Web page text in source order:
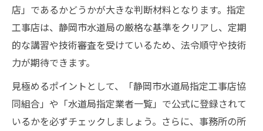
水漏れ発見時の水道工事専門家への連絡基
準
水道工事トラブル未然防止の相談ポイント
静岡市で水道工事の無料相談を活用するコ
ツ
40年超の配管交換で暮らしを守る秘訣
水道工事で40年超配管交換の必要性を知る
店」であるかどうかが大きな判断材料となります。指定
工事店は、静岡市水道局の厳格な基準をクリアし、定期
的な講習や技術審査を受けているため、法令順守や技術
力が期待できます。
見極めるポイントとして、「静岡市水道局指定工事店協
同組合」や「水道局指定業者一覧」で公式に登録されて
いるかを必ずチェックしましょう。さらに、事務所の所